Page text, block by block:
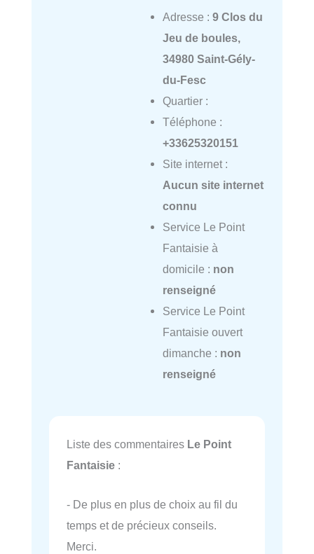
Adresse : 9 Clos du
Jeu de boules,
34980 Saint-Gély-
du-Fesc
Quartier :
Téléphone :
+33625320151
Site internet :
Aucun site internet
connu
Service Le Point
Fantaisie à
domicile : non
renseigné
Service Le Point
Fantaisie ouvert
dimanche : non
renseigné
Liste des commentaires Le Point
Fantaisie :
- De plus en plus de choix au fil du
temps et de précieux conseils.
Merci.